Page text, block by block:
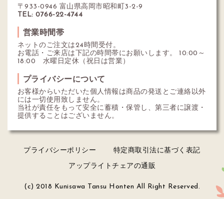
〒933-0946 富山県高岡市昭和町3-2-9
TEL: 0766-22-4744
営業時間帯
ネットのご注文は24時間受付。
お電話・ご来店は下記の時間帯にお願いします。 10:00～
18:00 水曜日定休（祝日は営業）
プライバシーについて
お客様からいただいた個人情報は商品の発送とご連絡以外
には一切使用致しません。
当社が責任をもって安全に蓄積・保管し、第三者に譲渡・
提供することはございません。
プライバシーポリシー 特定商取引法に基づく表記
アップライトチェアの通販
(c) 2018 Kunisawa Tansu Honten All Right Reserved.